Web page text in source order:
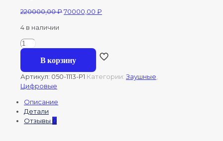
220000,00₽Первоначальная
70000,00 ₽
4 в наличии
Количество
товара
Phonak
Sky
L50-
SP
сверхмощный
для
детей
(Песочный)
В корзину
Артикул: 050-1113-P1 Категории: Заушные
Цифровые
Описание
Детали
Отзывы 0